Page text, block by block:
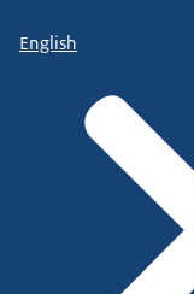
English